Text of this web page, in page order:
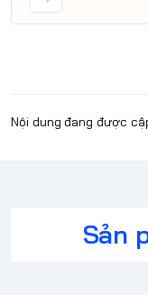
Nội dung đang được
Sản